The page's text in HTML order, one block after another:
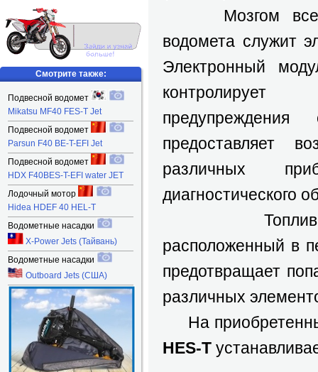
Мозгом всей
водомета служит
Электронный
предоставляет
различных
диагностического
Топливный
расположенный в
предотвращает
различных
На
HES-T
Смотрите также:
Подвесной водомет
Mikatsu MF40 FES-T Jet
Подвесной водомет
Parsun F40 BE-T-EFI Jet
Подвесной водомет
HDX F40BES-T-EFI water JET
Лодочный мотор
Hidea HDEF 40 HEL-T
Водометные насадки
X-Power Jets (Тайвань)
Водометные насадки
Outboard Jets (США)